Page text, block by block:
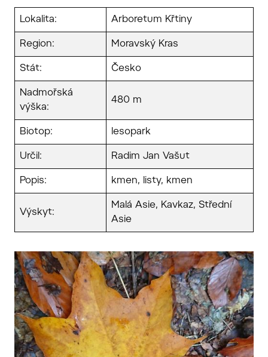
Lokalita: Arboretum Křtiny
Region: Moravský Kras
Stát: Česko
Nadmořská
výška:
480 m
Biotop: lesopark
Určil: Radim Jan Vašut
Popis: kmen, listy, kmen
Výskyt:
Malá Asie, Kavkaz, Střední
Asie